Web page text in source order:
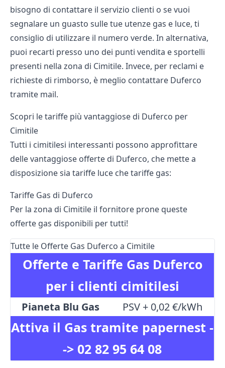
bisogno di contattare il servizio clienti o se vuoi
segnalare un guasto sulle tue utenze gas e luce, ti
consiglio di utilizzare il numero verde. In alternativa,
puoi recarti presso uno dei punti vendita e sportelli
presenti nella zona di Cimitile. Invece, per reclami e
richieste di rimborso, è meglio contattare Duferco
tramite mail.
Scopri le tariffe più vantaggiose di Duferco per
Cimitile
Tutti i cimitilesi interessanti possono approfittare
delle vantaggiose offerte di Duferco, che mette a
disposizione sia tariffe luce che tariffe gas:
Tariffe Gas di Duferco
Per la zona di Cimitile il fornitore prone queste
offerte gas disponibili per tutti!
Tutte le Offerte Gas Duferco a Cimitile
Attiva il Gas tramite papernest -
-> 02 82 95 64 08
Offerte e Tariffe Gas Duferco
per i clienti cimitilesi
Pianeta Blu Gas PSV + 0,02 €/kWh